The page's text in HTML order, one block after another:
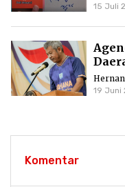
15 Juli
19 Juni
Komentar